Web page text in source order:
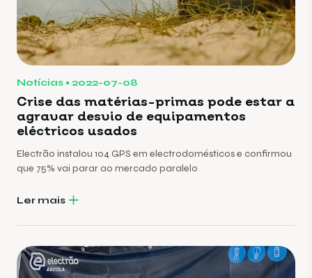
Notícias 2022-07-08
Crise das matérias-primas pode estar a
agravar desvio de equipamentos
eléctricos usados
Electrão instalou 104 GPS em electrodomésticos e confirmou
que 75% vai parar ao mercado paralelo
Ler mais